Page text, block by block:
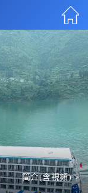
简介(含視頻) >
全部美食 >
全部玩樂 >
全部服務 >
全部甲板 >